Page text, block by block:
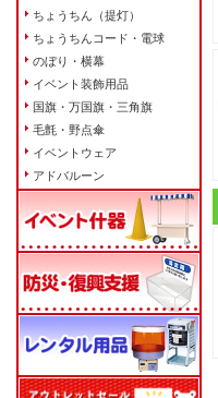
ちょうちん（提灯）
ちょうちんコード・電球
のぼり・横幕
イベント装飾用品
国旗・万国旗・三角旗
毛氈・野点傘
イベントウェア
アドバルーン